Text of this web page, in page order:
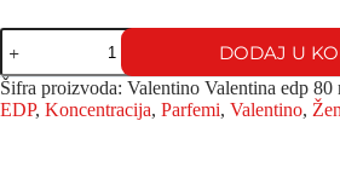
DODAJ U
Šifra proizvoda: Valentino Valentina edp 80
EDP, Koncentracija, Parfemi, Valentino,